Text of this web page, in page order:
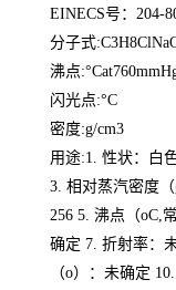
EINECS号：204-
分子式
沸点
闪光点:°C
密度:g/cm3
用途:1. 性状：白
3. 相对蒸汽密度
256 5. 沸点（oC,
确定 7. 折射率：
（o）：未确定